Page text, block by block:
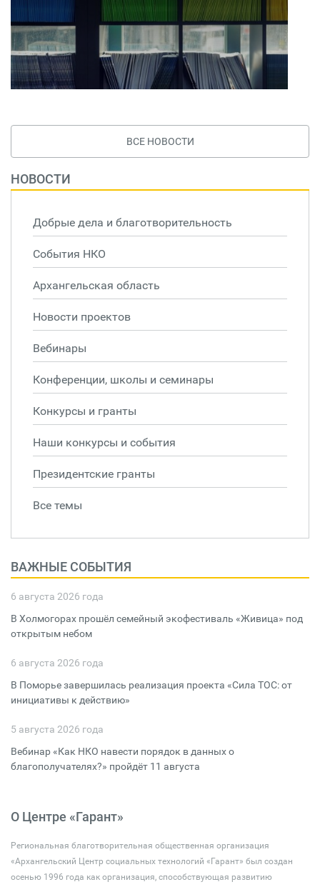
ВСЕ НОВОСТИ
НОВОСТИ
Добрые дела и благотворительность
События НКО
Архангельская область
Новости проектов
Вебинары
Конференции, школы и семинары
Конкурсы и гранты
Наши конкурсы и события
Президентские гранты
Все темы
ВАЖНЫЕ СОБЫТИЯ
6 августа 2026 года
В Холмогорах прошёл семейный экофестиваль «Живица» под
открытым небом
6 августа 2026 года
В Поморье завершилась реализация проекта «Сила ТОС: от
инициативы к действию»
5 августа 2026 года
Вебинар «Как НКО навести порядок в данных о
благополучателях?» пройдёт 11 августа
О Центре «Гарант»
Региональная благотворительная общественная организация
«Архангельский Центр социальных технологий «Гарант» был создан
осенью 1996 года как организация, способствующая развитию